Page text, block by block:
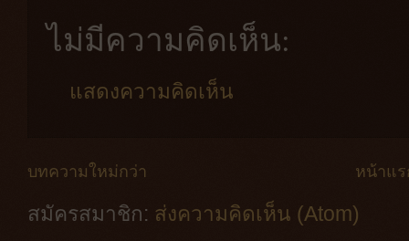
ไม่มีความคิดเห็น:
แสดงความคิดเห็น
บทความใหม่กว่า หน้าแร
สมัครสมาชิก: ส่งความคิดเห็น (Atom)